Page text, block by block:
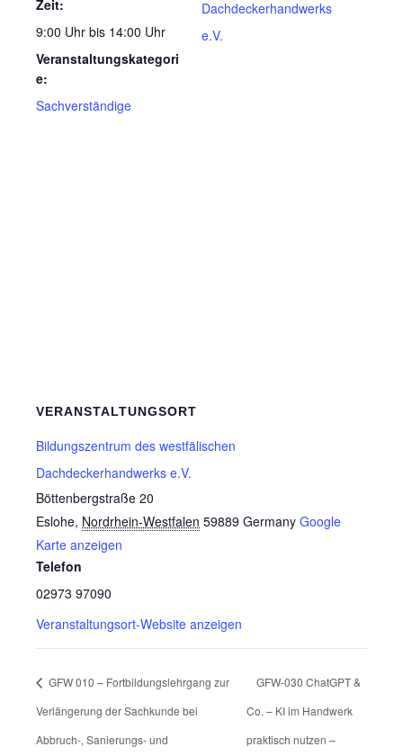
Zeit:
9:00 Uhr bis 14:00 Uhr
Veranstaltungskategori
e:
Sachverständige
Dachdeckerhandwerks
e.V.
VERANSTALTUNGSORT
Bildungszentrum des westfälischen
Dachdeckerhandwerks e.V.
Böttenbergstraße 20
Eslohe, Nordrhein-Westfalen 59889 Germany Google
Karte anzeigen
Telefon
02973 97090
Veranstaltungsort-Website anzeigen
GFW 010 – Fortbildungslehrgang zur
Verlängerung der Sachkunde bei
Abbruch-, Sanierungs- und
GFW-030 ChatGPT &
Co. – KI im Handwerk
praktisch nutzen –